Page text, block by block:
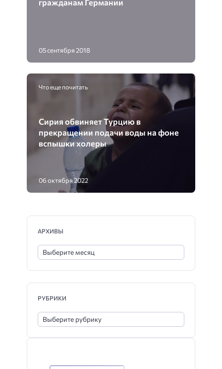
05 сентября 2018
Что еще почитать
Сирия обвиняет Турцию в
прекращении подачи воды на фоне
вспышки холеры
06 октября 2022
АРХИВЫ
РУБРИКИ